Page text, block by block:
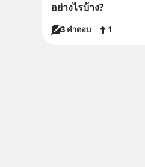
อย่างไรบ้าง?
3 คำตอบ 1